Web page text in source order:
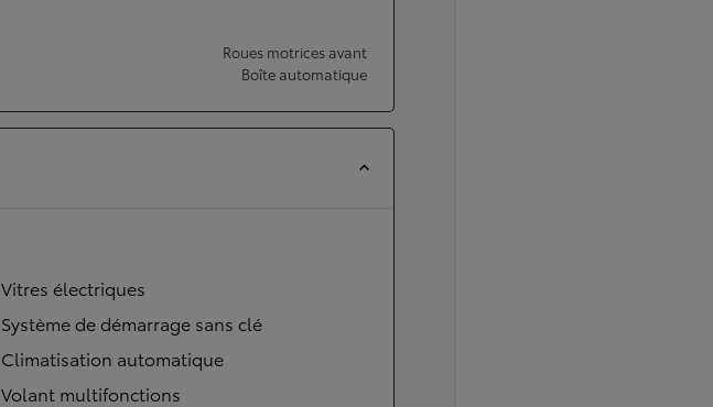
Roues motrices avant
Boîte automatique
Vitres électriques
Système de démarrage sans clé
Climatisation automatique
Volant multifonctions